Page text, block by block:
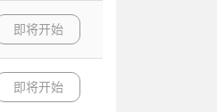
即将开始
即将开始